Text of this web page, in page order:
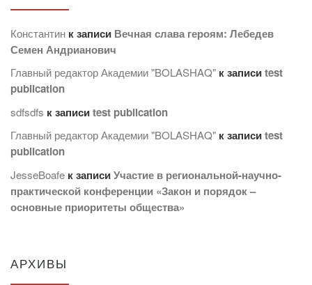
Константин к записи Вечная слава героям: Лебедев
Семен Андрианович
Главный редактор Академии "BOLASHAQ" к записиtest
publication
sdfsdfs к записиtest publication
Главный редактор Академии "BOLASHAQ" к записиtest
publication
JesseBoafe к записиУчастие в региональной-научно-
практической конференции «Закон и порядок –
основные приоритеты общества»
АРХИВЫ